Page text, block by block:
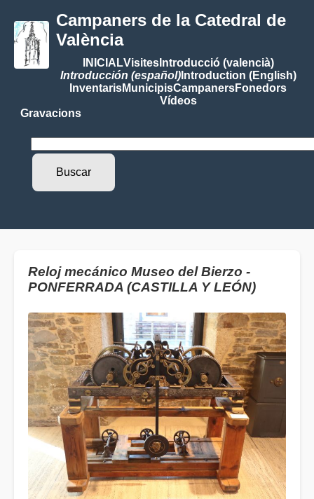
Campaners de la Catedral de
València
INICIALVisitesIntroducció (valencià)
Introducción (español)Introduction (English)
InventarisMunicipisCampanersFonedors
Vídeos
Gravacions
Reloj mecánico Museo del Bierzo -
PONFERRADA (CASTILLA Y LEÓN)